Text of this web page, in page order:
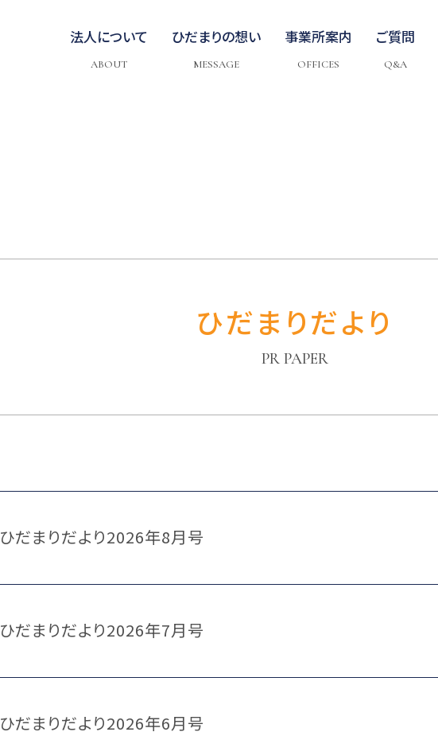
法人について
ABOUT
ひだまりの想い
MESSAGE
事業所案内
OFFICES
ご質問
Q&A
ひだまりだより
PR PAPER
ひだまりだより2026年8月号
ひだまりだより2026年7月号
ひだまりだより2026年6月号